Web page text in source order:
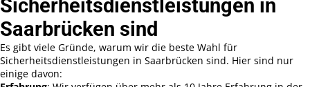
Sicherheitsdienstleistungen in
Saarbrücken sind
Es gibt viele Gründe, warum wir die beste Wahl für
Sicherheitsdienstleistungen in Saarbrücken sind. Hier sind nur
einige davon: